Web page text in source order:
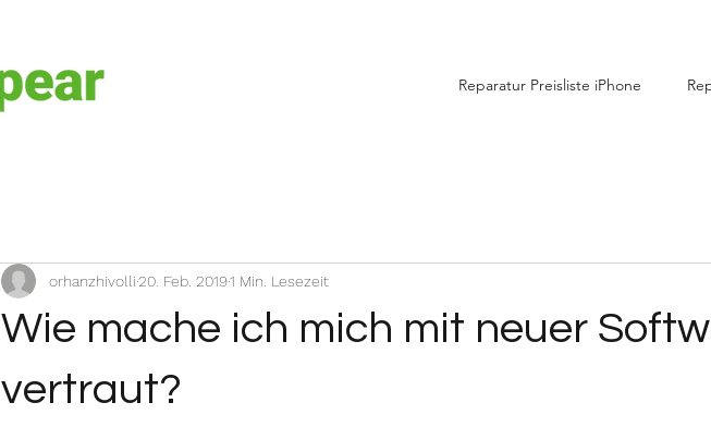
Reparatur Preisliste iPhone
Wie mache ich mich mit neuer
vertraut?
orhanzhivolli20. Feb. 20191 Min. Lesezeit